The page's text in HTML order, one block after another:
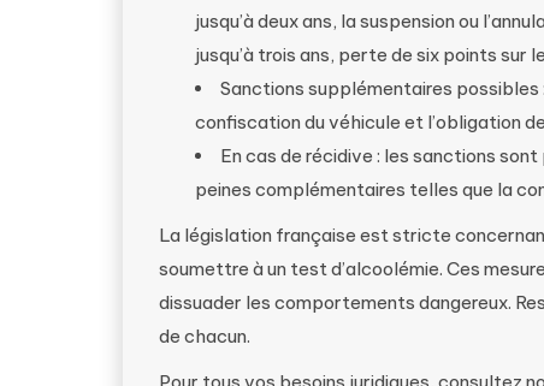
jusqu’à deux ans, la suspension ou
jusqu’à trois ans, perte de six points sur
Sanctions supplémentaires possibles
confiscation du véhicule et l’obligation
En cas de récidive : les sanctions
peines complémentaires telles que la
La législation française est stricte
soumettre à un test d’alcoolémie. Ces
dissuader les comportements dangereux.
de chacun.